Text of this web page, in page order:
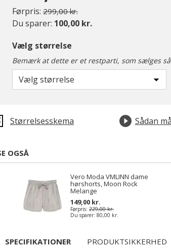
Førpris: Pris nedsat fra
299,00 kr.til
Du sparer: 100,00 kr.
Vælg størrelse
Bemærk at dette er et restparti, som sælges
Vælg størrelse
Størrelsesskema Sådan
OGSÅ
Vero Moda VMLINN dame
hørshorts, Moon Rock
Melange
149,00 kr.
Førpris: 229,00 kr.
Du sparer: 80,00 kr.
SPECIFIKATIONER PRODUKTSIKKERHED